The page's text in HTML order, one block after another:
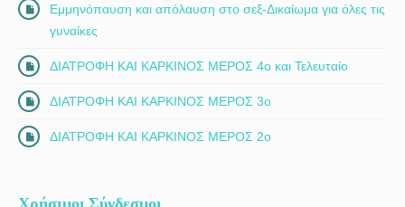
Εμμηνόπαυση και απόλαυση στο σεξ-Δικαίωμα για όλες τις
γυναίκες
ΔΙΑΤΡΟΦΗ ΚΑΙ ΚΑΡΚΙΝΟΣ ΜΕΡΟΣ 4ο και Τελευταίο
ΔΙΑΤΡΟΦΗ ΚΑΙ ΚΑΡΚΙΝΟΣ ΜΕΡΟΣ 3ο
ΔΙΑΤΡΟΦΗ ΚΑΙ ΚΑΡΚΙΝΟΣ ΜΕΡΟΣ 2ο
Χρήσιμοι Σύνδεσμοι